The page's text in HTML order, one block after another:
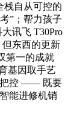
栈自从可控的
”；帮力孩子
讯飞 T30Pro
东西的更新
第一的成就
基因取手艺
把控 —— 既要
能进修机销